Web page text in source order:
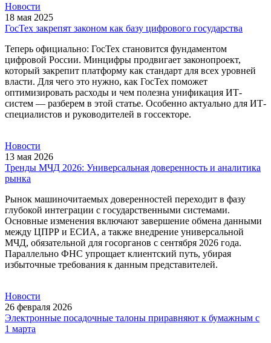
Новости
18 мая 2025
ГосТех закрепят законом как базу цифрового государства
Теперь официально: ГосТех становится фундаментом
цифровой России. Минцифры продвигает законопроект,
который закрепит платформу как стандарт для всех уровней
власти. Для чего это нужно, как ГосТех поможет
оптимизировать расходы и чем полезна унификация ИТ-
систем — разберем в этой статье. Особенно актуально для ИТ-
специалистов и руководителей в госсекторе.
Новости
13 мая 2026
Тренды МЧД 2026: Универсальная доверенность и аналитика
рынка
Рынок машиночитаемых доверенностей переходит в фазу
глубокой интеграции с государственными системами.
Основные изменения включают завершение обмена данными
между ЦПРР и ЕСИА, а также внедрение универсальной
МЧД, обязательной для госорганов с сентября 2026 года.
Параллельно ФНС упрощает клиентский путь, убирая
избыточные требования к данным представителей.
Новости
26 февраля 2026
Электронные посадочные талоны приравняют к бумажным с
1 марта